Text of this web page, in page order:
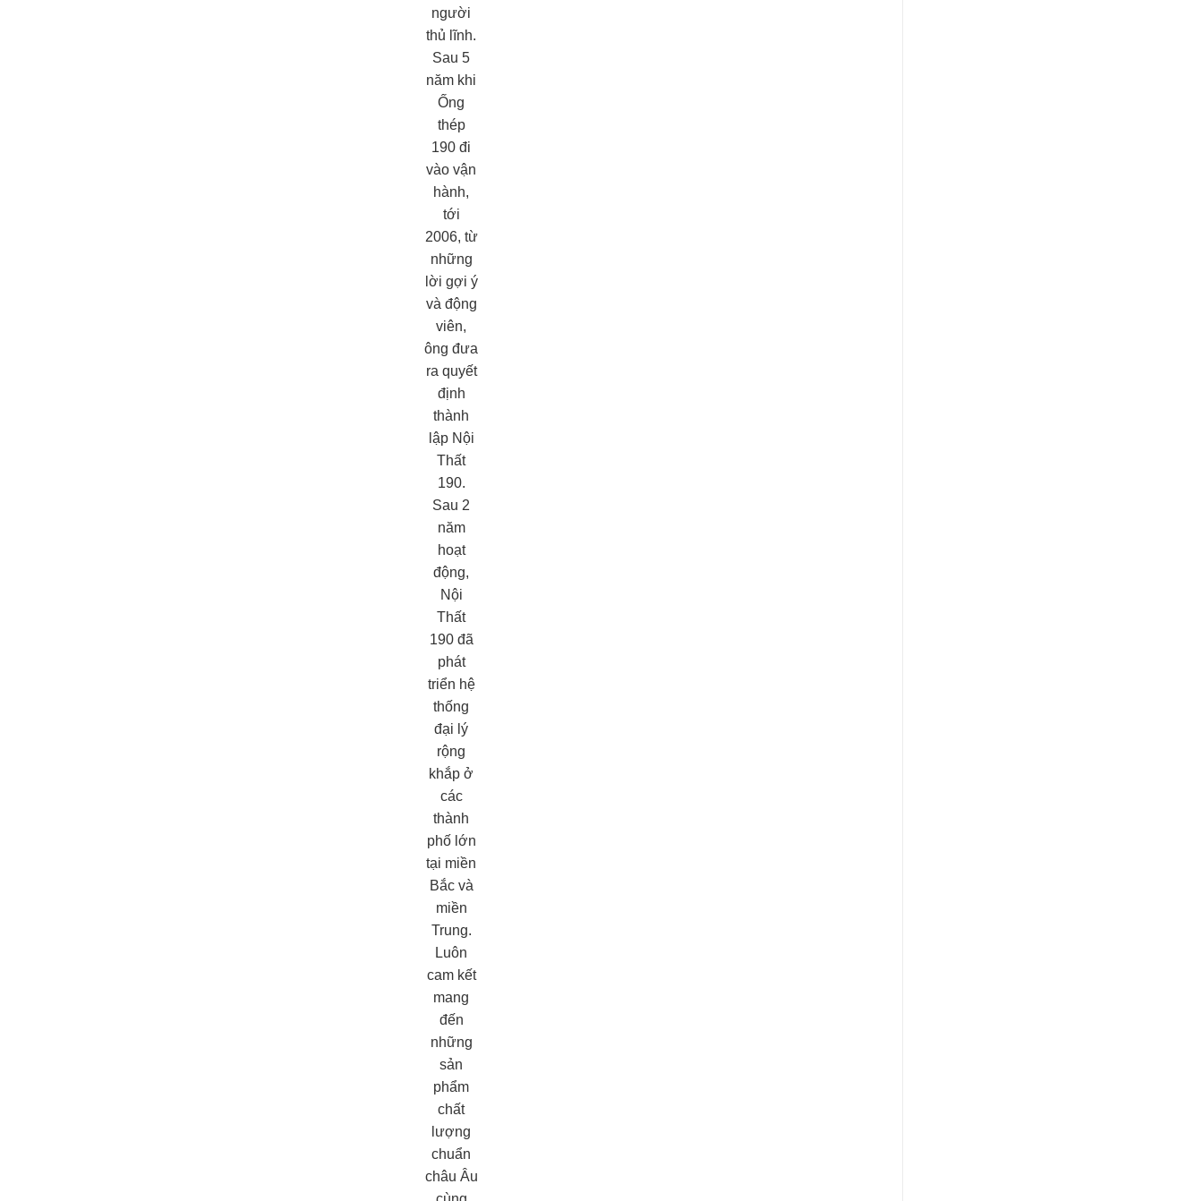
người
thủ lĩnh.
Sau 5
năm khi
Ống
thép
190 đi
vào vận
hành,
tới
2006, từ
những
lời gợi ý
và động
viên,
ông đưa
ra quyết
định
thành
lập Nội
Thất
190.
Sau 2
năm
hoạt
động,
Nội
Thất
190 đã
phát
triển hệ
thống
đại lý
rộng
khắp ở
các
thành
phố lớn
tại miền
Bắc và
miền
Trung.
Luôn
cam kết
mang
đến
những
sản
phẩm
chất
lượng
chuẩn
châu Âu